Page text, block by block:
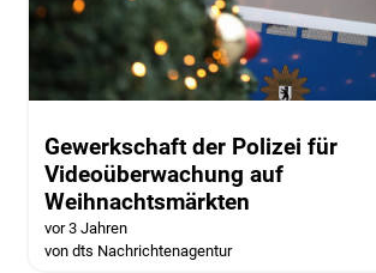
Gewerkschaft der Polizei für
Videoüberwachung auf
Weihnachtsmärkten
vor 3 Jahren
von dts Nachrichtenagentur